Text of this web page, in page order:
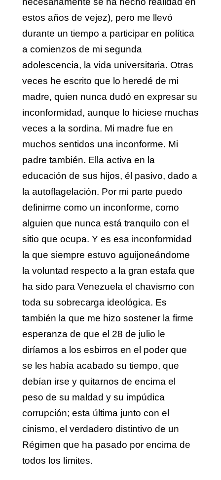
estos años de vejez), pero me llevó
durante un tiempo a participar en política
a comienzos de mi segunda
adolescencia, la vida universitaria. Otras
veces he escrito que lo heredé de mi
madre, quien nunca dudó en expresar su
inconformidad, aunque lo hiciese muchas
veces a la sordina. Mi madre fue en
muchos sentidos una inconforme. Mi
padre también. Ella activa en la
educación de sus hijos, él pasivo, dado a
la autoflagelación. Por mi parte puedo
definirme como un inconforme, como
alguien que nunca está tranquilo con el
sitio que ocupa. Y es esa inconformidad
la que siempre estuvo aguijoneándome
la voluntad respecto a la gran estafa que
ha sido para Venezuela el chavismo con
toda su sobrecarga ideológica. Es
también la que me hizo sostener la firme
esperanza de que el 28 de julio le
diríamos a los esbirros en el poder que
se les había acabado su tiempo, que
debían irse y quitarnos de encima el
peso de su maldad y su impúdica
corrupción; esta última junto con el
cinismo, el verdadero distintivo de un
Régimen que ha pasado por encima de
todos los límites.